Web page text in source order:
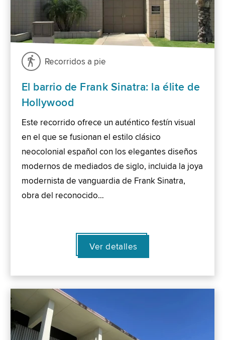
Recorridos a pie
El barrio de Frank Sinatra: la élite de
Hollywood
Este recorrido ofrece un auténtico festín visual
en el que se fusionan el estilo clásico
neocolonial español con los elegantes diseños
modernos de mediados de siglo, incluida la joya
modernista de vanguardia de Frank Sinatra,
obra del reconocido…
Ver detalles